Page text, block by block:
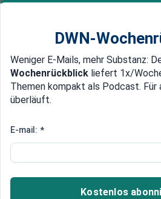
Newsticker MEIN DWN:
Edelmetalle DWN-
Investoren aus mehreren Ländern
Syrien:
Auftakt für den
Nach sechs Jahren
DWN-
Weniger E-Mails, mehr Substanz:
Wochenrückblick liefert 1x/
Themen kompakt als Podcast.
überläuft.
E-mail: *
Kostenlos